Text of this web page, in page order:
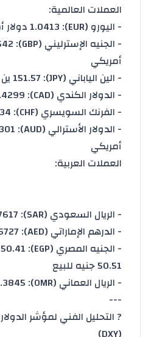
العملات العالمية:
- اليورو (EUR): 1.0413 دولار أمريكي
أمريكي
- الين الياباني (JPY): 151.57 ين
- الدولار الكندي (CAD): 1.4299 دولار كندي
- الفرنك السويسري (CHF): 0.9034 فرنك
أمريكي
العملات العربية:
- الريال السعودي (SAR): 3.7617 ريال
- الدرهم الإماراتي (AED): 3.6727 درهم
50.51 جنيه للبيع
- الريال العماني (OMR): 0.3845 ريال
---
? التحليل الفني لمؤشر